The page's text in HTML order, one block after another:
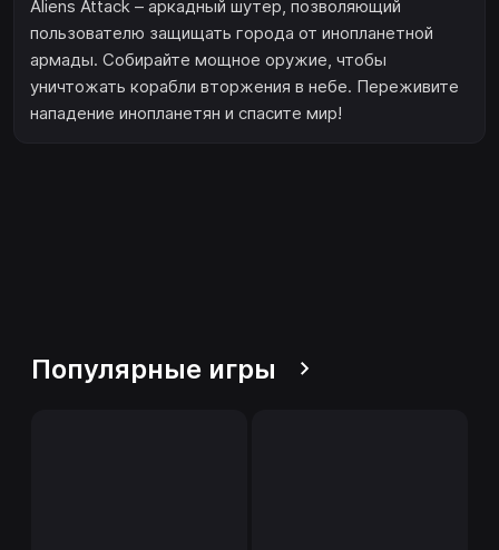
Aliens Attack – аркадный шутер, позволяющий
пользователю защищать города от инопланетной
армады. Собирайте мощное оружие, чтобы
уничтожать корабли вторжения в небе. Переживите
нападение инопланетян и спасите мир!
Популярные игры